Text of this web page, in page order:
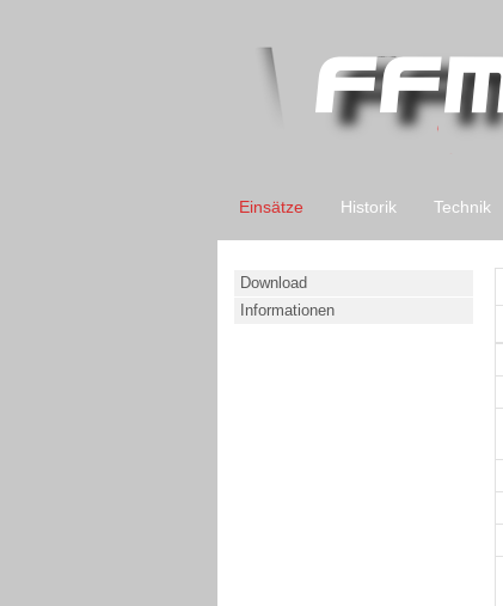
Einsätze Historik Technik
Download
Informationen